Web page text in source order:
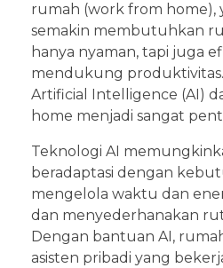
rumah (work from home),
semakin membutuhkan
hanya nyaman, tapi juga
mendukung produktivitas.
Artificial Intelligence (AI)
home menjadi sangat
Teknologi AI
beradaptasi dengan
mengelola waktu dan
dan menyederhanakan
Dengan bantuan AI,
asisten pribadi yang